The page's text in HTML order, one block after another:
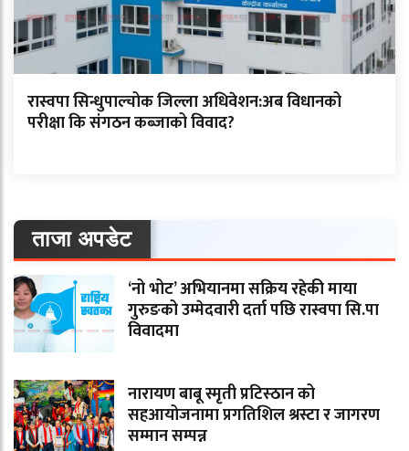
रास्वपा सिन्धुपाल्चोक जिल्ला अधिवेशन:अब विधानको
परीक्षा कि संगठन कब्जाको विवाद?
ताजा अपडेट
‘नो भोट’ अभियानमा सक्रिय रहेकी माया
गुरुङको उम्मेदवारी दर्ता पछि रास्वपा सि.पा
विवादमा
नारायण बाबू स्मृती प्रटिस्ठान को
सहआयोजनामा प्रगतिशिल श्रस्टा र जागरण
सम्मान सम्पन्न